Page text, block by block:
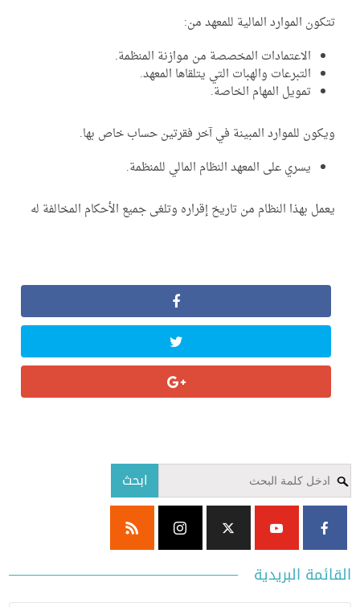
الموارد المالية للمعهد من:
الاعتمادات المخصصة من موازنة المنظمة.
التبرعات والهبات التي يتلقاها المعهد.
تمويل المهام الخاصة.
للموارد المبينة في آخر فقرتين حساب خاص بها.
يسري على المعهد النظام المالي للمنظمة.
بهذا النظام من تاريخ إقراره وتلغى جميع الأحكام المخالفة له
البريدية